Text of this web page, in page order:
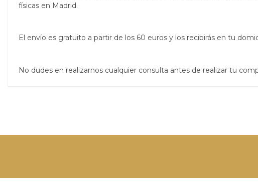
físicas en Madrid.
El envío es gratuito a partir de los 60 euros y los recibirás en tu
No dudes en realizarnos cualquier consulta antes de realizar tu